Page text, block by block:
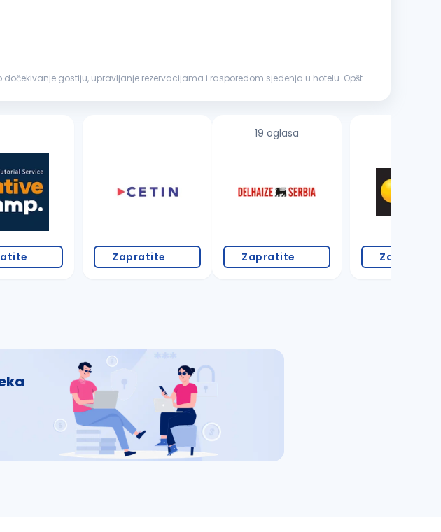
gostiju, upravljanje rezervacijama i rasporedom sjedenja u hotelu. Opšti
Zapratite
19 oglasa
Zapratite Zapratite